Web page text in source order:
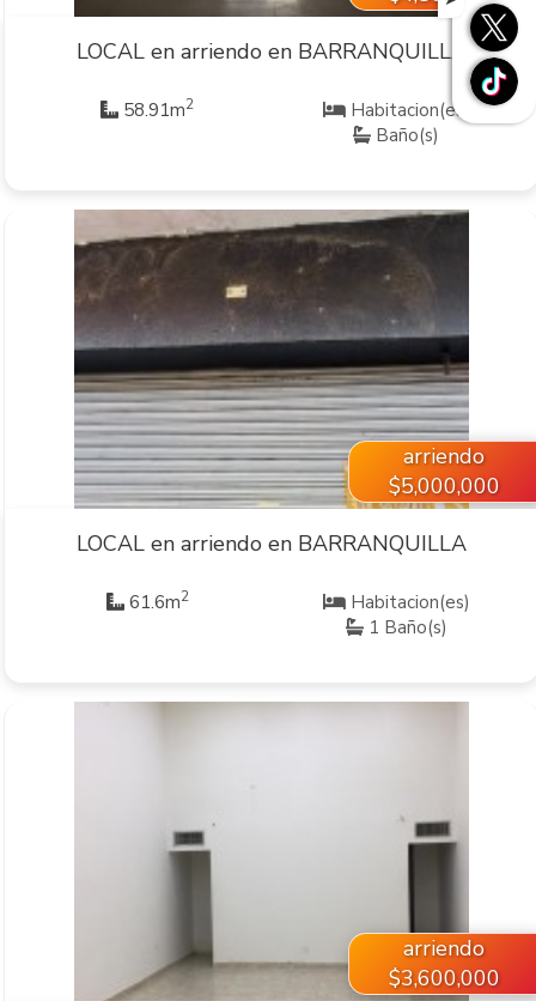
LOCAL en arriendo en BARRANQUILLA
58.91m2
Habitacion(es)
Baño(s)
VER INMUEBLE
arriendo
$5,000,000
LOCAL en arriendo en BARRANQUILLA
61.6m2
Habitacion(es)
1 Baño(s)
arriendo
$3,600,000